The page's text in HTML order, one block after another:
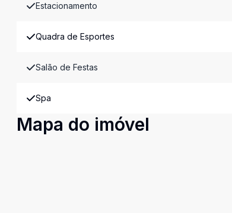
Estacionamento
Quadra de Esportes
Salão de Festas
Spa
Mapa do imóvel